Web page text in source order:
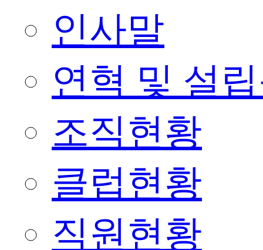
인사말
연혁 및 설
조직현황
클럽현황
직원현황